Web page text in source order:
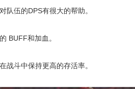
伍的DPS有很大的帮助。
BUFF和加血。
斗中保持更高的存活率。